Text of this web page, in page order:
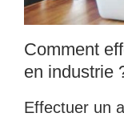
Comment
en industrie
Effectuer un